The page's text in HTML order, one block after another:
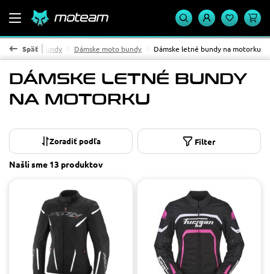
Späť
Moto bundy Dámske moto bundy Dámske letné bundy na motorku
DÁMSKE LETNÉ BUNDY
NA MOTORKU
Filter
Materiál
od
Dostupnosť
Na sklade
Na objednávku
4
Našli sme 13 produktov